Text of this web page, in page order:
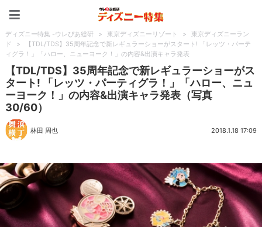
ディズニー特集 -ウレぴあ総研 > 東京ディズニーリゾート >
東京ディズニーラン
ド
>
【TDL/TDS】35周年記念で新レギュラーショーがスタート! 「レッツ・パーテ
ィグラ！」「ハロー、ニューヨーク！」の内容&出演キャラ発表
【TDL/TDS】35周年記念で新レギュラーショーがス
タート! 「レッツ・パーティグラ！」「ハロー、ニュ
ーヨーク！」の内容&出演キャラ発表（写真
30/60）
林田 周也 2018.1.18 17:09